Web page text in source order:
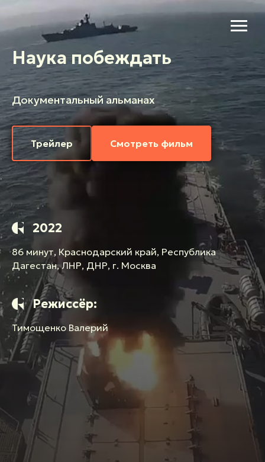
Наука побеждать
Документальный альманах
Трейлер Смотреть фильм
2022
86 минут, Краснодарский край, Республика
Дагестан, ЛНР, ДНР, г. Москва
Режиссёр:
Тимощенко Валерий